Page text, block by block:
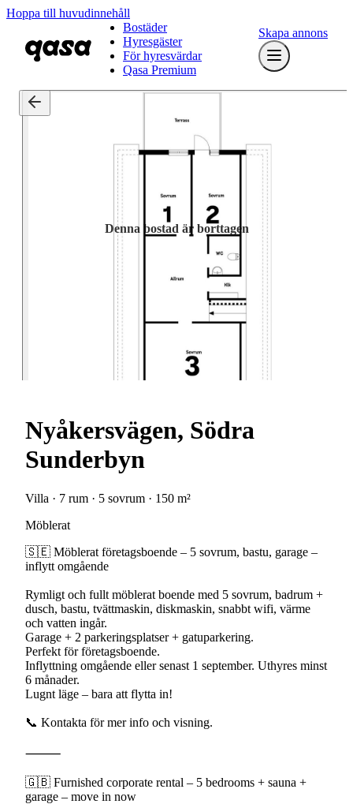
Hoppa till huvudinnehåll
Bostäder
Hyresgäster
För hyresvärdar
Qasa Premium
Skapa annons
Denna bostad är borttagen
Nyåkersvägen, Södra
Sunderbyn
Villa · 7 rum · 5 sovrum · 150 m²
Möblerat
🇸🇪 Möblerat företagsboende – 5 sovrum, bastu, garage –
inflytt omgående
Rymligt och fullt möblerat boende med 5 sovrum, badrum +
dusch, bastu, tvättmaskin, diskmaskin, snabbt wifi, värme
och vatten ingår.
Garage + 2 parkeringsplatser + gatuparkering.
Perfekt för företagsboende.
Inflyttning omgående eller senast 1 september. Uthyres minst
6 månader.
Lugnt läge – bara att flytta in!
📞 Kontakta för mer info och visning.
⸻
🇬🇧 Furnished corporate rental – 5 bedrooms + sauna +
garage – move in now